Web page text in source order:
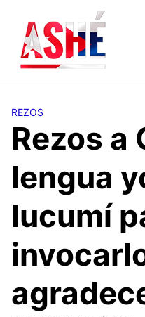
contenido
REZOS
Rezos a
lengua
lucumí